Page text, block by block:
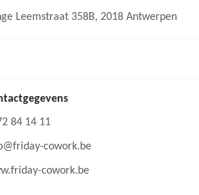
Leemstraat 358B, 2018 Antwerpen
84 14 11
cowork.be
cowork.be